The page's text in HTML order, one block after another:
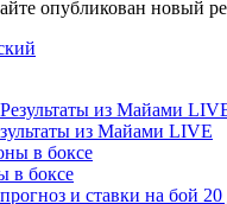
опубликован новый
из Майами LIVE
в боксе